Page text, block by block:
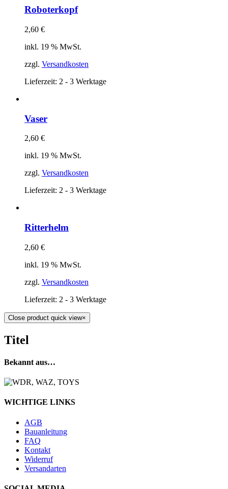
Roboterkopf
2,60 €
inkl. 19 % MwSt.
zzgl. Versandkosten
Lieferzeit: 2 - 3 Werktage
Vaser
2,60 €
inkl. 19 % MwSt.
zzgl. Versandkosten
Lieferzeit: 2 - 3 Werktage
Ritterhelm
2,60 €
inkl. 19 % MwSt.
zzgl. Versandkosten
Lieferzeit: 2 - 3 Werktage
Close product quick view×
Titel
Bekannt aus…
WICHTIGE LINKS
AGB
Bauanleitung
FAQ
Kontakt
Widerruf
Versandarten